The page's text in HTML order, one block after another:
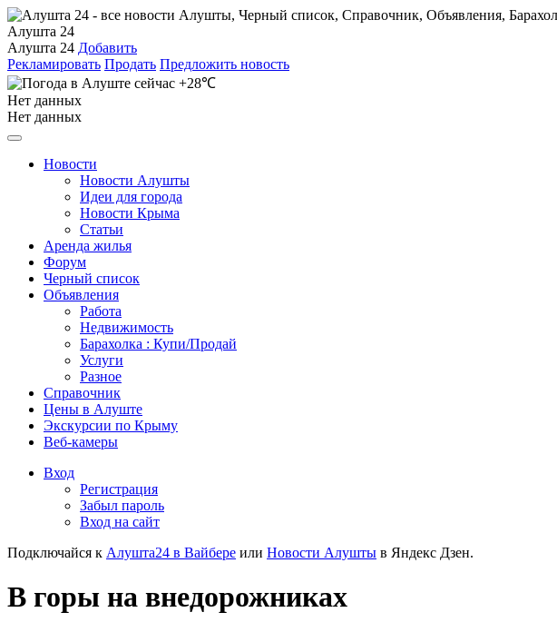
Алушта 24
Алушта 24 Добавить
Рекламировать Продать Предложить новость
+28℃
Нет данных
Нет данных
Новости
Новости Алушты
Идеи для города
Новости Крыма
Статьи
Аренда жилья
Форум
Черный список
Объявления
Работа
Недвижимость
Барахолка : Купи/Продай
Услуги
Разное
Справочник
Цены в Алуште
Экскурсии по Крыму
Веб-камеры
Вход
Регистрация
Забыл пароль
Вход на сайт
Подключайся к Алушта24 в Вайбере или Новости Алушты в Яндекс Дзен.
В горы на внедорожниках